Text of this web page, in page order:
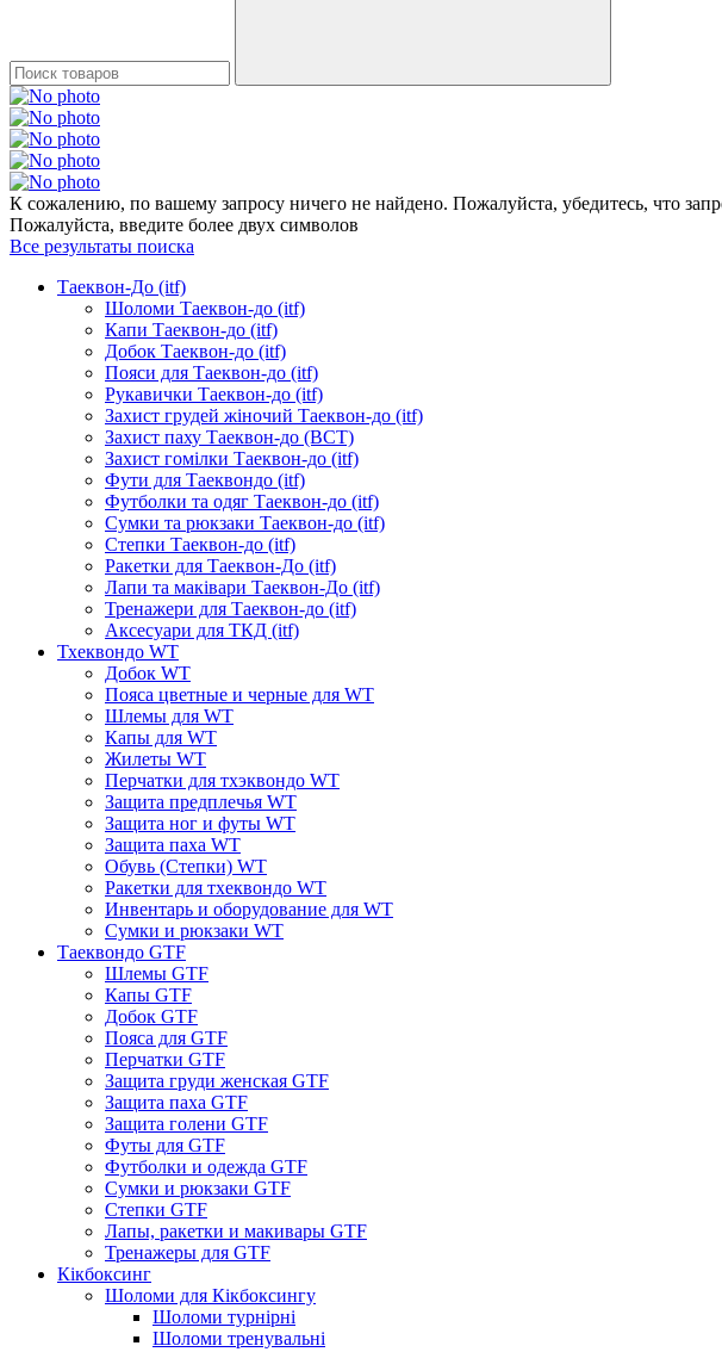
К сожалению, по вашему запросу ничего не найдено. Пожалуйста, убедитесь, что
Пожалуйста, введите более двух символов
Все результаты поиска
Таеквон-До (itf)
Шоломи Таеквон-до (itf)
Капи Таеквон-до (itf)
Добок Таеквон-до (itf)
Пояси для Таеквон-до (itf)
Рукавички Таеквон-до (itf)
Захист грудей жіночий Таеквон-до (itf)
Захист паху Таеквон-до (ВСТ)
Захист гомілки Таеквон-до (itf)
Фути для Таеквондо (itf)
Футболки та одяг Таеквон-до (itf)
Сумки та рюкзаки Таеквон-до (itf)
Степки Таеквон-до (itf)
Ракетки для Таеквон-До (itf)
Лапи та маківари Таеквон-До (itf)
Тренажери для Таеквон-до (itf)
Аксесуари для ТКД (itf)
Тхеквондо WT
Добок WT
Пояса цветные и черные для WT
Шлемы для WT
Капы для WT
Жилеты WT
Перчатки для тхэквондо WT
Защита предплечья WT
Защита ног и футы WT
Защита паха WT
Обувь (Степки) WT
Ракетки для тхеквондо WT
Инвентарь и оборудование для WT
Сумки и рюкзаки WT
Таеквондо GTF
Шлемы GTF
Капы GTF
Добок GTF
Пояса для GTF
Перчатки GTF
Защита груди женская GTF
Защита паха GTF
Защита голени GTF
Футы для GTF
Футболки и одежда GTF
Сумки и рюкзаки GTF
Степки GTF
Лапы, ракетки и макивары GTF
Тренажеры для GTF
Кікбоксинг
Шоломи для Кікбоксингу
Шоломи турнірні
Шоломи тренувальні